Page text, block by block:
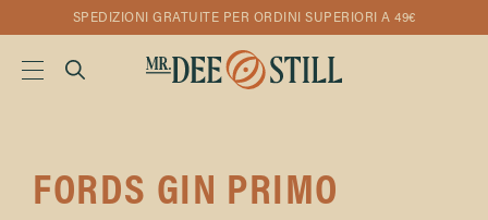
SPEDIZIONI GRATUITE PER ORDINI SUPERIORI A 49€
FORDS GIN PRIMO